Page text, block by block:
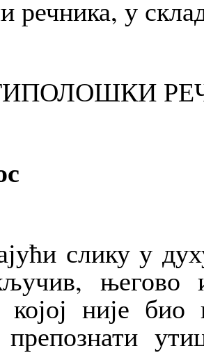
речника, у
слику у
његово
којој није